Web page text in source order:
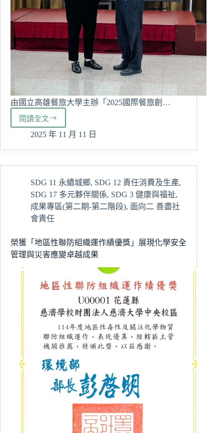
一
堂
最
有
溫
度
的
永
續
文
化
課
由國立高雄餐旅大學主辦「2025國際餐旅創…
閱讀全文
經
管
奪
際
餐
旅
研
會
雙
獎
榮-
以
究
踐
永
新
2025 年 11 月 11 日
SDG 11 永續城鄉, SDG 12 責任消費及生產,
SDG 17 多元夥伴關係, SDG 3 健康與福祉,
成果專區(第二期-第二階段), 面向二 善盡社
會責任
榮獲「地區性聯防組織運作績優獎」展現化學安全
管理與災害應變卓越成果